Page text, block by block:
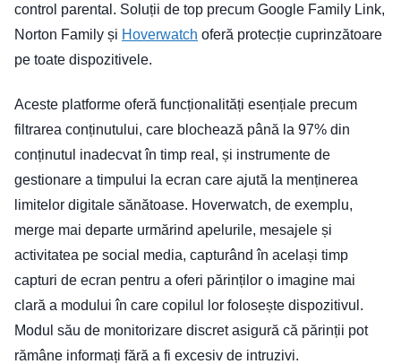
control parental. Soluții de top precum Google Family Link,
Norton Family și Hoverwatch oferă protecție cuprinzătoare
pe toate dispozitivele.
Aceste platforme oferă funcționalități esențiale precum
filtrarea conținutului, care blochează până la 97% din
conținutul inadecvat în timp real, și instrumente de
gestionare a timpului la ecran care ajută la menținerea
limitelor digitale sănătoase. Hoverwatch, de exemplu,
merge mai departe urmărind apelurile, mesajele și
activitatea pe social media, capturând în același timp
capturi de ecran pentru a oferi părinților o imagine mai
clară a modului în care copilul lor folosește dispozitivul.
Modul său de monitorizare discret asigură că părinții pot
rămâne informați fără a fi excesiv de intruzivi.